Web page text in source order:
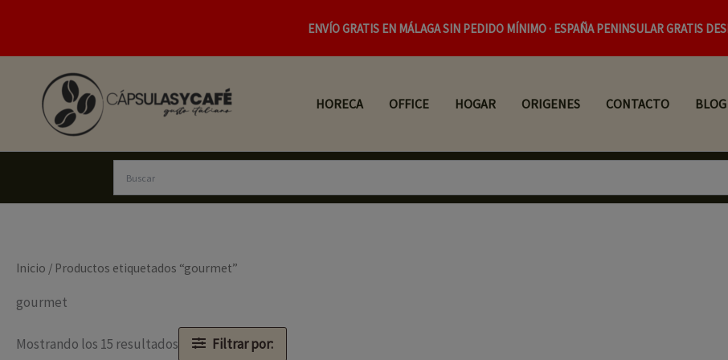
contenido
ENVÍO GRATIS EN MÁLAGA SIN PEDIDO MÍNIMO · ESPAÑA PENINSULAR GRATIS
HORECA OFFICE HOGAR ORIGENES CONTACTO BLOG
Inicio / Productos etiquetados “gourmet”
gourmet
Mostrando los 15 resultados Filtrar por: